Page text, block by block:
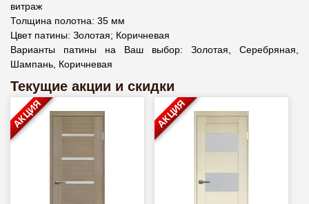
витраж
Толщина полотна: 35 мм
Цвет патины: Золотая; Коричневая
Варианты патины на Ваш выбор: Золотая, Серебряная,
Шампань, Коричневая
Текущие акции и скидки
АКЦИЯ АКЦИЯ